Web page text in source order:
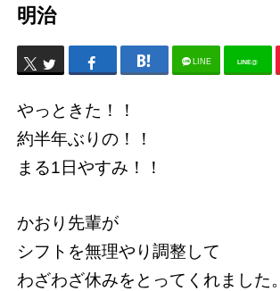
明治
LINE LINE@
やっときた！！
約半年ぶりの！！
まる1日やすみ！！
かおり先輩が
シフトを無理やり調整して
わざわざ休みをとってくれました。